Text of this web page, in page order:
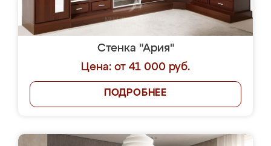
Стенка "Ария"
Цена: от 41 000 руб.
ПОДРОБНЕЕ